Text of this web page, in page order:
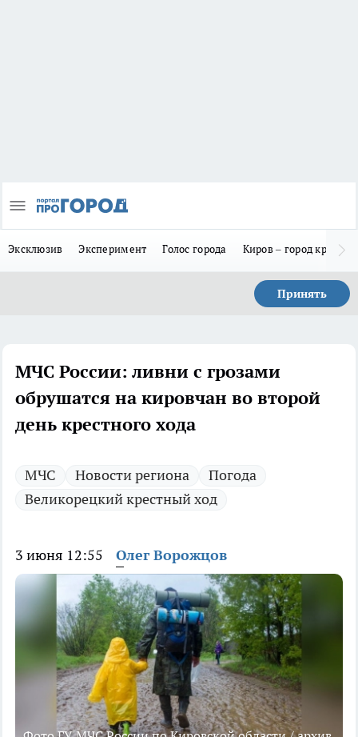
Эксклюзив Эксперимент Голос города Киров – город
Принять
МЧС России: ливни с грозами
обрушатся на кировчан во второй
день крестного хода
МЧС Новости региона
Погода
Великорецкий крестный ход
3 июня 12:55 Олег Ворожцов